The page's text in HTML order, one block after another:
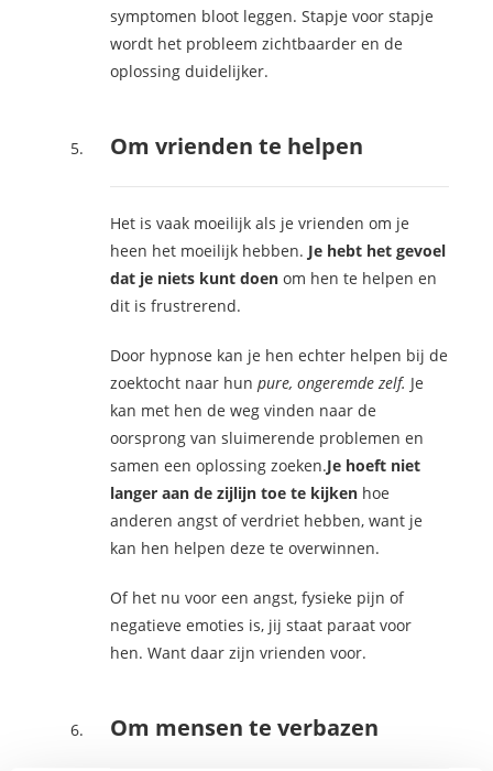
symptomen bloot leggen. Stapje voor stapje
wordt het probleem zichtbaarder en de
oplossing duidelijker.
Om vrienden te helpen
Het is vaak moeilijk als je vrienden om je
heen het moeilijk hebben. Je hebt het gevoel
dat je niets kunt doen om hen te helpen en
dit is frustrerend.
Door hypnose kan je hen echter helpen bij de
zoektocht naar hunpure, ongeremde zelf. Je
kan met hen de weg vinden naar de
oorsprong van sluimerende problemen en
samen een oplossing zoeken.Je hoeft niet
langer aan de zijlijn toe te kijken hoe
anderen angst of verdriet hebben, want je
kan hen helpen deze te overwinnen.
Of het nu voor een angst, fysieke pijn of
negatieve emoties is, jij staat paraat voor
hen. Want daar zijn vrienden voor.
Om mensen te verbazen